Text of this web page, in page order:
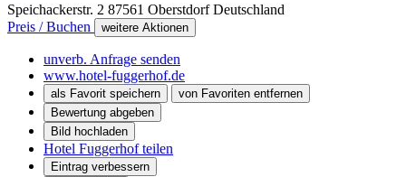
Speichackerstr. 2 87561 Oberstdorf Deutschland
Preis / Buchen
weitere Aktionen
unverb. Anfrage senden
www.hotel-fuggerhof.de
als Favorit speichern
von Favoriten entfernen
Bewertung abgeben
Bild hochladen
Hotel Fuggerhof teilen
Eintrag verbessern